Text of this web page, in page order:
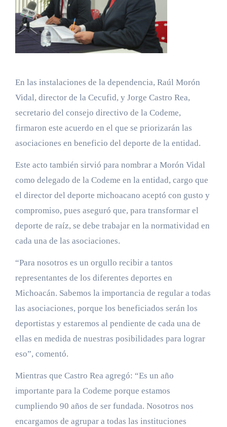
En las instalaciones de la dependencia, Raúl Morón
Vidal, director de la Cecufid, y Jorge Castro Rea,
secretario del consejo directivo de la Codeme,
firmaron este acuerdo en el que se priorizarán las
asociaciones en beneficio del deporte de la entidad.
Este acto también sirvió para nombrar a Morón Vidal
como delegado de la Codeme en la entidad, cargo que
el director del deporte michoacano aceptó con gusto y
compromiso, pues aseguró que, para transformar el
deporte de raíz, se debe trabajar en la normatividad en
cada una de las asociaciones.
“Para nosotros es un orgullo recibir a tantos
representantes de los diferentes deportes en
Michoacán. Sabemos la importancia de regular a todas
las asociaciones, porque los beneficiados serán los
deportistas y estaremos al pendiente de cada una de
ellas en medida de nuestras posibilidades para lograr
eso”, comentó.
Mientras que Castro Rea agregó: “Es un año
importante para la Codeme porque estamos
cumpliendo 90 años de ser fundada. Nosotros nos
encargamos de agrupar a todas las instituciones